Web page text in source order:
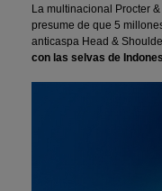
La multinacional Procter
presume de que 5
anticaspa Head &
con las selvas de